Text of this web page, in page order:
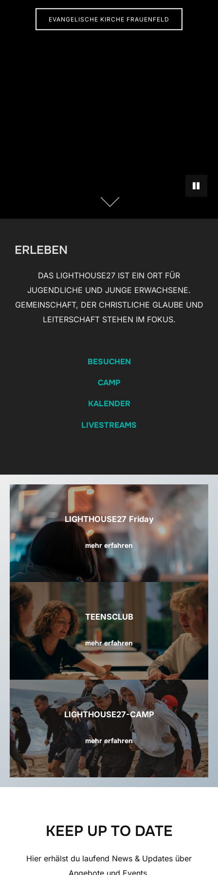
EVANGELISCHE KIRCHE FRAUENFELD
Zum
Inhalt
ERLEBEN
DAS LIGHTHOUSE27 IST EIN ORT FÜR
JUGENDLICHE UND JUNGE ERWACHSENE.
GEMEINSCHAFT, DER CHRISTLICHE GLAUBE UND
LEITERSCHAFT STEHEN IM FOKUS.
BESUCHEN
CAMP
KALENDER
LIVESTREAMS
LIGHTHOUSE27 Friday
mehr erfahren
TEENSCLUB
mehr erfahren
LIGHTHOUSE27-CAMP
mehr erfahren
KEEP UP TO DATE
Hier erhälst du laufend News & Updates über